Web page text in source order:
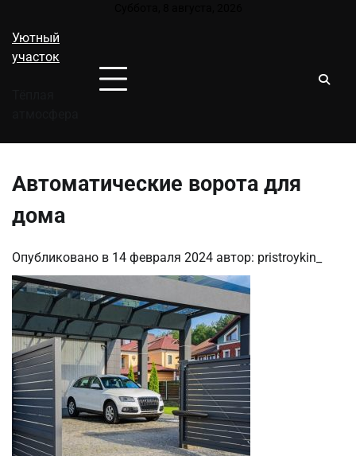
содержимому
Уютный
участок
Автоматические ворота для
дома
Опубликовано в 14 февраля 2024 автор: pristroykin_